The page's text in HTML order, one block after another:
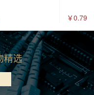
￥0.79
精选